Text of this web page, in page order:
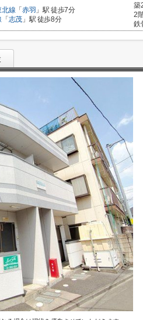
北線 「 赤羽 」駅 徒歩7分
「 志茂」駅 徒歩8分
築
2
鉄